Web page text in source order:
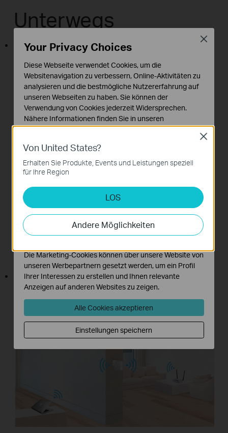
Unterwegs
WLAN-Router (Standard)
Baut im Handumdrehen ein WLAN-Netzwerk auf
und bietet drahtlosen Geräten Internetzugang.
Ideal für den Einsatz in Hotels.
Zu Hause
Repeater-Modus
Erweitert die Abdeckung eines bestehenden
WLANs zur Beseitigung von Funklöchern.
Von United States?
Erhalten Sie Produkte, Events und Leistungen speziell
für Ihre Region
LOS
Andere Möglichkeiten
Close
Your Privacy Choices
Diese Webseite verwendet Cookies, um die
Websitenavigation zu verbessern, Online-Aktivitäten zu
analysieren und die bestmögliche Nutzererfahrung auf
unseren Webseiten zu haben. Sie können der
Verwendung von Cookies jederzeit Widersprechen.
Nähere Informationen finden Sie in unseren
Datenschutzhinweisen.
Notwendige Cookies
erforderlich und können in Ihren Systemen nicht
Analyse- und Marketing-Cookies
Analyse-Cookies ermöglichen es uns, Ihre Aktivitäten
auf unserer Website zu analysieren, um die
Funktionsweise unserer Website zu verbessern und
Die Marketing-Cookies können über unsere Website von
unseren Werbepartnern gesetzt werden, um ein Profil
Ihrer Interessen zu erstellen und Ihnen relevante
Anzeigen auf anderen Websites zu zeigen.
Alle Cookies akzeptieren
Einstellungen speichern
Close